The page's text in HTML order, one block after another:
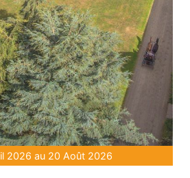
2026 au 20 Août 2026